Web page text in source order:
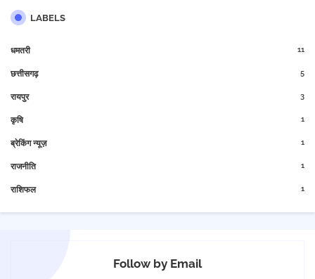
LABELS
धमतरी 11
छत्तीसगढ़ 5
रायपुर 3
कृषि 1
ब्रेकिंग न्यूज़ 1
राजनीति 1
राशिफल 1
Follow by Email